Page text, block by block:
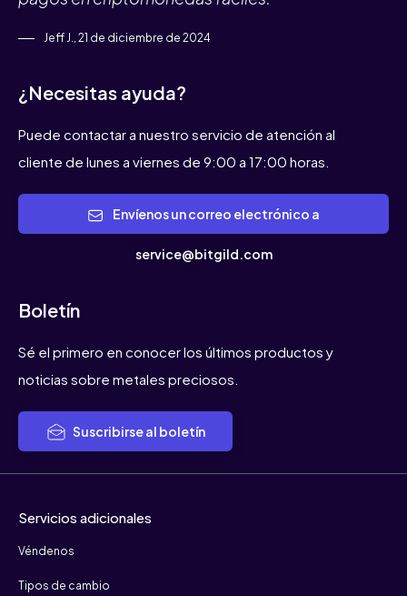
Jeff J., 21 de diciembre de 2024
¿Necesitas ayuda?
Puede contactar a nuestro servicio de atención al
cliente de lunes a viernes de 9:00 a 17:00 horas.
service@bitgild.com
Boletín
Sé el primero en conocer los últimos productos y
noticias sobre metales preciosos.
Suscribirse al boletín
Servicios adicionales
Véndenos
Tipos de cambio